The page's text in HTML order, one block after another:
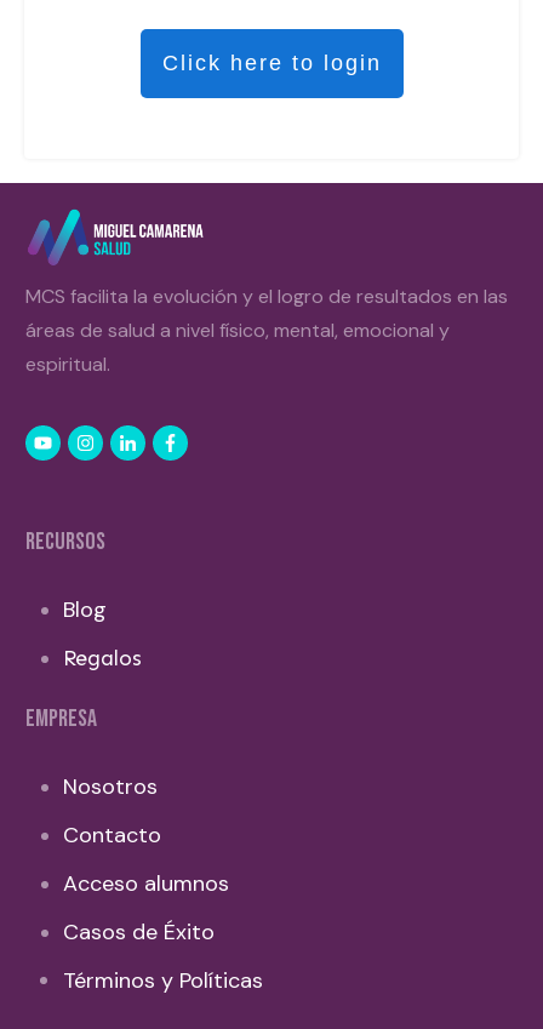
Click here to login
MCS facilita la evolución y el logro de resultados en las
áreas de salud a nivel físico, mental, emocional y
espiritual.
RECURSOS
Blog
Regalos
EMPRESA
Nosotros
Contacto
Acceso alumnos
Casos de Éxito
Términos y Políticas